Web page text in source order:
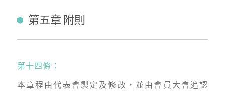
第五章 附則
第十四條：
本章程由代表會製定及修改，並由會員大會追認